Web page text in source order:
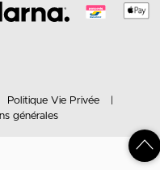
Politique Vie Privée
générales